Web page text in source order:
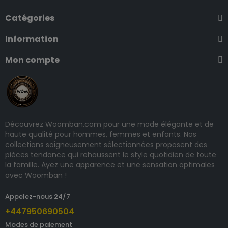
Catégories
Information
Mon compte
Découvrez Woomban.com pour une mode élégante et de
haute qualité pour hommes, femmes et enfants. Nos
collections soigneusement sélectionnées proposent des
pièces tendance qui rehaussent le style quotidien de toute
la famille. Ayez une apparence et une sensation optimales
avec Woomban !
Appelez-nous 24/7
+447950690504
Modes de paiement